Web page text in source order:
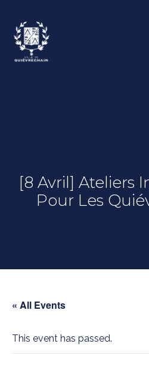
[8 Avril] Ateliers
Pour Les
« All Events
This event has passed.